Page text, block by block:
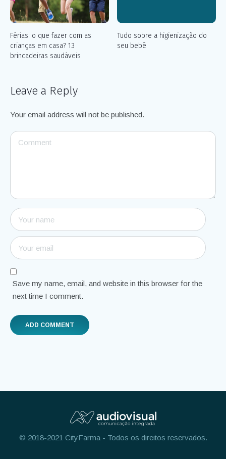
Férias: o que fazer com as
crianças em casa? 13
brincadeiras saudáveis
Tudo sobre a higienização do
seu bebê
Leave a Reply
Your email address will not be published.
Save my name, email, and website in this browser for the
next time I comment.
© 2018-2021 CityFarma - Todos os direitos reservados.